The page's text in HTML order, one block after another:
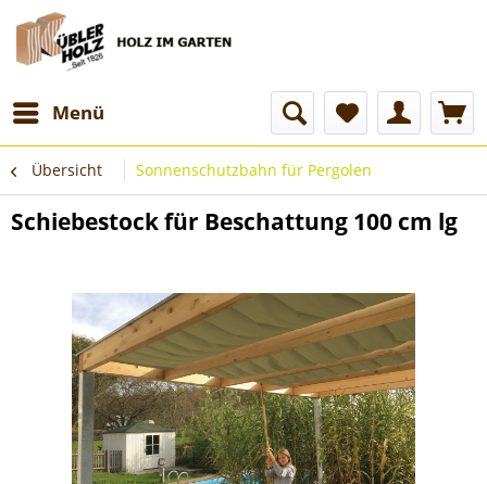
Menü
Übersicht Sonnenschutzbahn für Pergolen
Schiebestock für Beschattung 100 cm lg